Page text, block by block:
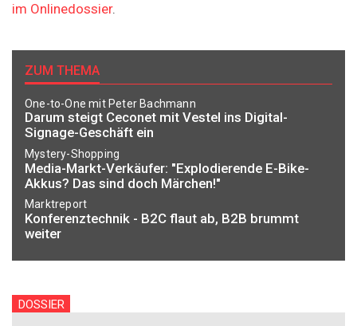
im Onlinedossier.
ZUM THEMA
One-to-One mit Peter Bachmann
Darum steigt Ceconet mit Vestel ins Digital-
Signage-Geschäft ein
Mystery-Shopping
Media-Markt-Verkäufer: "Explodierende E-Bike-
Akkus? Das sind doch Märchen!"
Marktreport
Konferenztechnik - B2C flaut ab, B2B brummt
weiter
DOSSIER